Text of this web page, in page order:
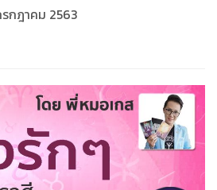
กฎาคม 2563